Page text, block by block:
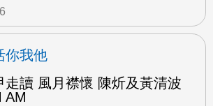
你我他
走讀 風月襟懷 陳炘及黃清波
AM